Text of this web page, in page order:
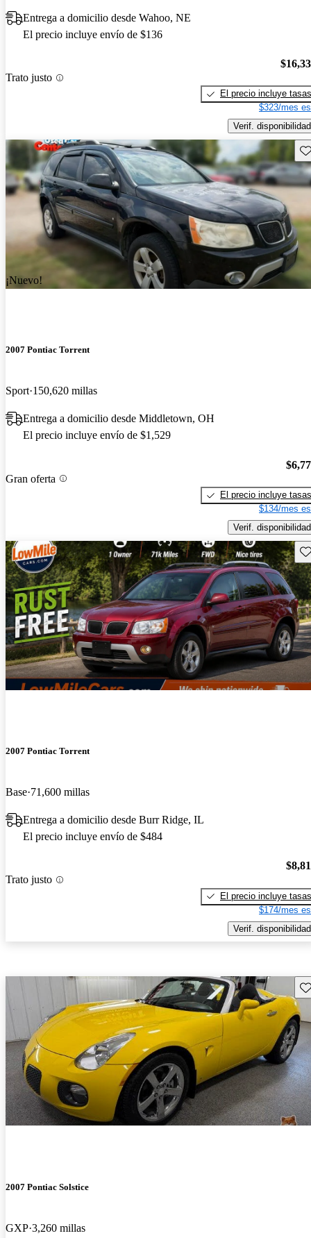
Entrega a domicilio desde Wahoo, NE
El precio incluye envío de $136
Trato justo
El precio incluye tasas
$323/mes
Verif. disponibilidad
¡Nuevo!
2007 Pontiac Torrent
Sport 150,620 millas
Entrega a domicilio desde Middletown, OH
El precio incluye envío de $1,529
Gran oferta
El precio incluye tasas
$134/mes
Verif. disponibilidad
2007 Pontiac Torrent
Base 71,600 millas
Entrega a domicilio desde Burr Ridge, IL
El precio incluye envío de $484
Trato justo
El precio incluye tasas
$174/mes
Verif. disponibilidad
2007 Pontiac Solstice
GXP 3,260 millas